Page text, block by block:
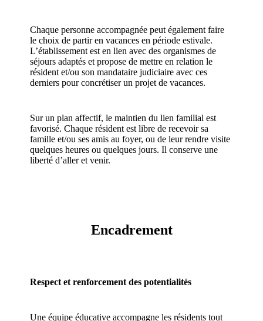
Chaque personne accompagnée peut également faire
le choix de partir en vacances en période estivale.
L’établissement est en lien avec des organismes de
séjours adaptés et propose de mettre en relation le
résident et/ou son mandataire judiciaire avec ces
derniers pour concrétiser un projet de vacances.
Sur un plan affectif, le maintien du lien familial est
favorisé. Chaque résident est libre de recevoir sa
famille et/ou ses amis au foyer, ou de leur rendre visite
quelques heures ou quelques jours. Il conserve une
liberté d’aller et venir.
Encadrement
Respect et renforcement des potentialités
Une équipe éducative accompagne les résidents tout